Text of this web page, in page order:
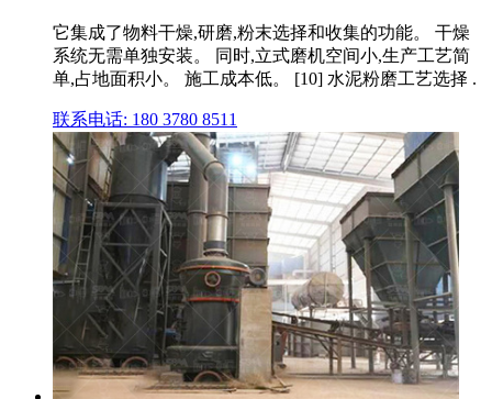
它集成了物料干燥,研磨,粉末选择和收集的功能。 干燥
系统无需单独安装。 同时,立式磨机空间小,生产工艺简
单,占地面积小。 施工成本低。 [10] 水泥粉磨工艺选择 .
联系电话: 180 3780 8511